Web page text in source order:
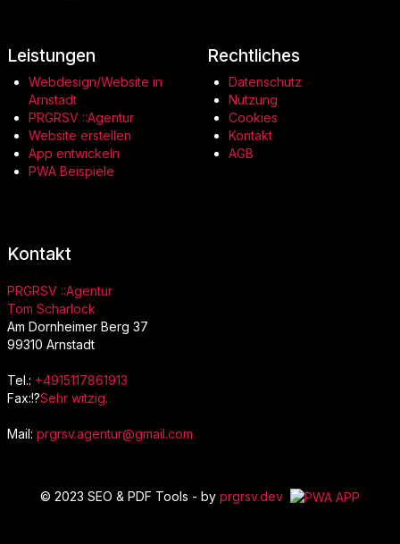
Leistungen
Webdesign/Website in
Arnstadt
PRGRSV ::Agentur
Website erstellen
App entwickeln
PWA Beispiele
Rechtliches
Datenschutz
Nutzung
Cookies
Kontakt
AGB
Kontakt
PRGRSV ::Agentur
Tom Scharlock
Am Dornheimer Berg 37
99310 Arnstadt
Tel.: +4915117861913
Fax:!?Sehr witzig.
Mail: prgrsv.agentur@gmail.com
© 2023 SEO & PDF Tools - by prgrsv.dev